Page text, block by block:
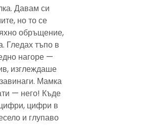
Давам си
но то се
обръщение,
Гледах тъпо в
нагоре —
изглеждаше
Мамка
— него! Къде
цифри в
и глупаво